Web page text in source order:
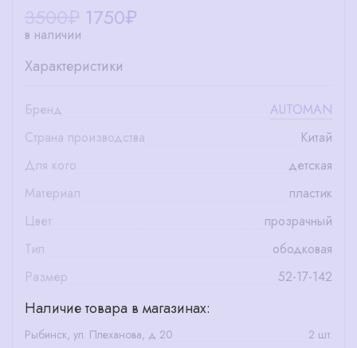
1750₽
в наличии
Характеристики
Бренд
AUTOMAN
Страна производства
Китай
Для кого
детская
Материал
пластик
Цвет
прозрачный
Тип
ободковая
Размер
52-17-142
Наличие товара в магазинах:
Рыбинск, ул. Плеханова, д 20
2 шт.